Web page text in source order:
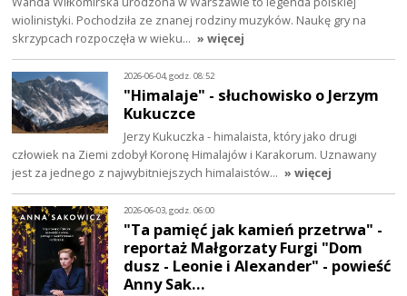
wiolinistyki. Pochodziła ze znanej rodziny muzyków. Naukę gry na
skrzypcach rozpoczęła w wieku… » więcej
2026-06-04, godz. 08:52
"Himalaje" - słuchowisko o Jerzym
Kukuczce
Jerzy Kukuczka - himalaista, który jako drugi
człowiek na Ziemi zdobył Koronę Himalajów i Karakorum. Uznawany
jest za jednego z najwybitniejszych himalaistów… » więcej
2026-06-03, godz. 06:00
"Ta pamięć jak kamień przetrwa" -
reportaż Małgorzaty Furgi "Dom
dusz - Leonie i Alexander" - powieść
Anny Sak…